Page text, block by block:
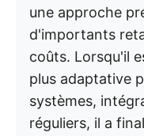
une approche
d'importants
coûts. Lorsqu'il
plus adaptative
systèmes,
réguliers, il a